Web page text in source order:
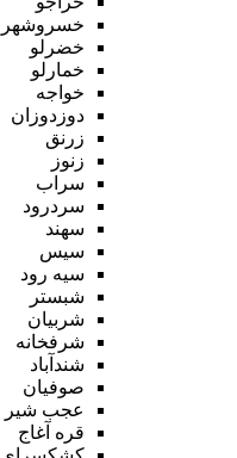
خسروشهر
خضرلو
خمارلو
خواجه
دوزدوزان
زرنق
زنوز
سراب
سردرود
سهند
سیس
سیه رود
شبستر
شربیان
شرفخانه
شندآباد
صوفیان
عجب شیر
قره آغاج